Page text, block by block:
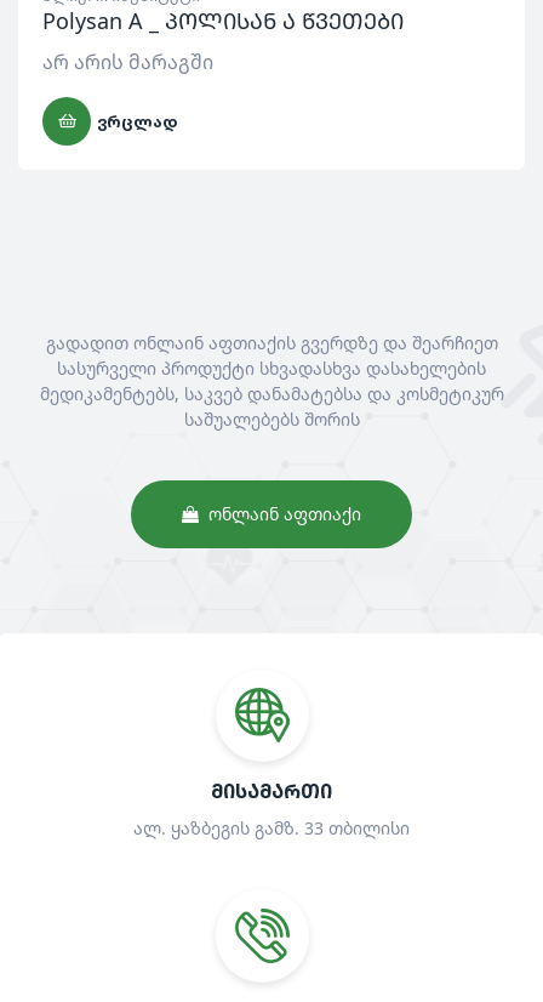
Polysan A _ პოლისან ა წვეთები
არ არის მარაგში
ᲕᲠᲪᲚᲐᲓ
გადადით ონლაინ აფთიაქის გვერდზე და შეარჩიეთ
სასურველი პროდუქტი სხვადასხვა დასახელების
მედიკამენტებს, საკვებ დანამატებსა და კოსმეტიკურ
საშუალებებს შორის
ᲝᲜᲚᲐᲘᲜ ᲐᲤᲗᲘᲐᲥᲘ
ᲛᲘᲡᲐᲛᲐᲠᲗᲘ
ალ. ყაზბეგის გამზ. 33 თბილისი